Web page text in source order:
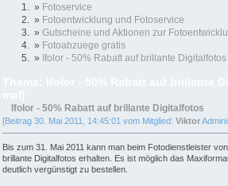
» Fotoservice
» Fotoentwicklung und Fotoservice
» Gutscheine und Aktionen zur
» Fotoabzuege gratis
» Ifolor - 50% Rabatt auf brillante Digitalfotos
Ifolor - 50% Rabatt auf brillante Digitalfotos
[Beitrag 30. Mai 2011, 14:45:01 vom Mitglied: Viktor
Bis zum 31. Mai 2011 kann man beim Fotodienstleister
brillante Digitalfotos erhalten. Es ist möglich das
deutlich vergünstigt zu bestellen.